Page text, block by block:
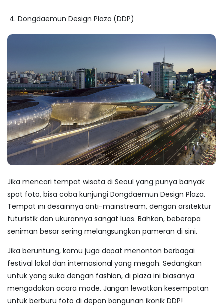
4. Dongdaemun Design Plaza (DDP)
Jika mencari tempat wisata di Seoul yang punya banyak
spot foto, bisa coba kunjungi Dongdaemun Design Plaza.
Tempat ini desainnya anti-mainstream, dengan arsitektur
futuristik dan ukurannya sangat luas. Bahkan, beberapa
seniman besar sering melangsungkan pameran di sini.
Jika beruntung, kamu juga dapat menonton berbagai
festival lokal dan internasional yang megah. Sedangkan
untuk yang suka dengan fashion, di plaza ini biasanya
mengadakan acara mode. Jangan lewatkan kesempatan
untuk berburu foto di depan bangunan ikonik DDP!